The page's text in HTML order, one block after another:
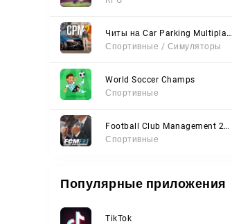
Читы на Car Parking Multiplayer 2 (Все открыто, Мод-Меню)
Спортивные / Симуляторы
World Soccer Champs
Спортивные
Football Club Management 2023
Спортивные
Популярные приложения
TikTok